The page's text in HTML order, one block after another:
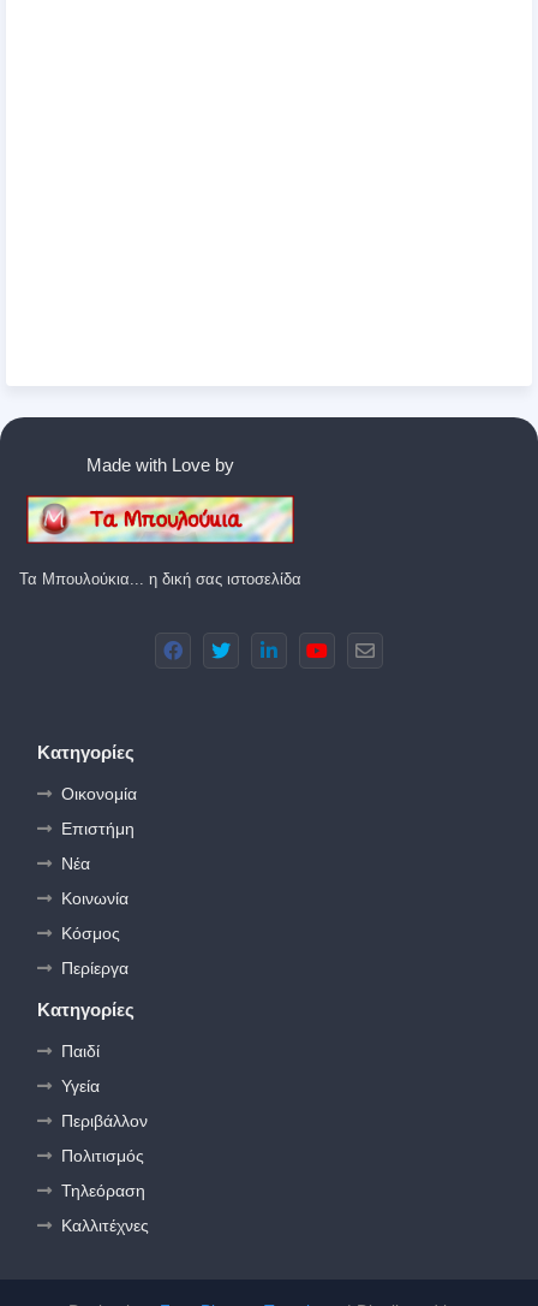
Made with Love by
Τα Μπουλούκια... η δική σας ιστοσελίδα
Κατηγορίες
Οικονομία
Επιστήμη
Νέα
Κοινωνία
Κόσμος
Περίεργα
Κατηγορίες
Παιδί
Υγεία
Περιβάλλον
Πολιτισμός
Τηλεόραση
Καλλιτέχνες